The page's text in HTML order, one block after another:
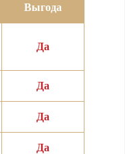
Выгода
Да
Да
Да
Да